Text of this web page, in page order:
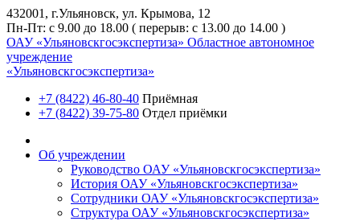
432001, г.Ульяновск, ул. Крымова, 12
Пн-Пт: с 9.00 до 18.00 ( перерыв: с 13.00 до 14.00 )
ОАУ «Ульяновскгосэкспертиза» Областное автономное
учреждение
«Ульяновскгосэкспертиза»
+7 (8422) 46-80-40 Приёмная
+7 (8422) 39-75-80 Отдел приёмки
Об учреждении
Руководство ОАУ «Ульяновскгосэкспертиза»
История ОАУ «Ульяновскгосэкспертиза»
Сотрудники ОАУ «Ульяновскгосэкспертиза»
Структура ОАУ «Ульяновскгосэкспертиза»